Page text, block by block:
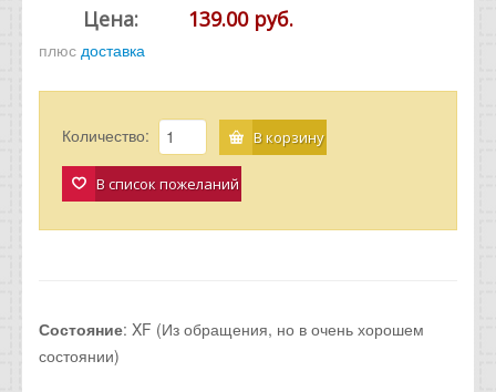
Цена: 139.00 руб.
плюс доставка
Количество: В корзину
В список пожеланий
Состояние: XF (Из обращения, но в очень хорошем
состоянии)